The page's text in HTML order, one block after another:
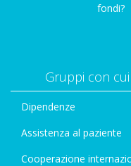
fondi?
Gruppi con
Dipendenze
Assistenza al paziente
Cooperazione